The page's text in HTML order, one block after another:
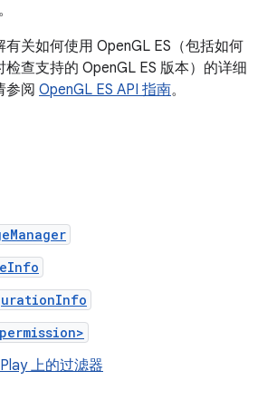
有关如何使用 OpenGL ES（包括如何
检查支持的 OpenGL ES 版本）的详细
参阅 OpenGL ES API 指南。
上的过滤器